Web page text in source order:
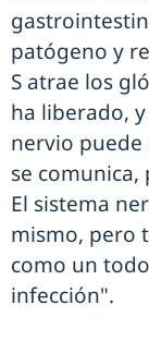
patógeno y
S atrae los
ha liberado,
nervio
se
El sistema
mismo, pero
como un
infección".